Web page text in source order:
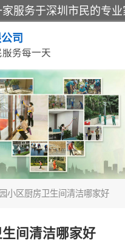
司
务每一天
小区厨房卫生间清洁哪家好
间清洁哪家好